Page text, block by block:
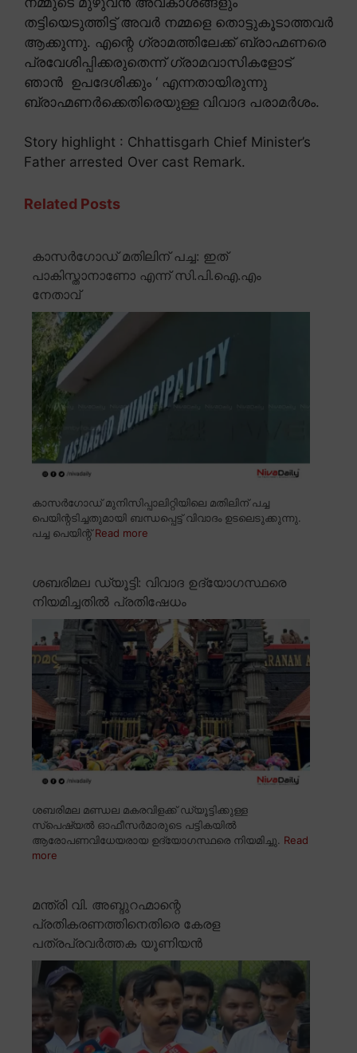
തട്ടിയെടുത്തിട്ട് അവർ നമ്മളെ തൊട്ടുകൂടാത്തവർ
ആക്കുന്നു. എന്റെ ഗ്രാമത്തിലേക്ക് ബ്രാഹ്മണരെ
പ്രവേശിപ്പിക്കരുതെന്ന് ഗ്രാമവാസികളോട്
ഞാൻ ഉപദേശിക്കും ‘ എന്നതായിരുന്നു
ബ്രാഹ്മണർക്കെതിരെയുള്ള വിവാദ പരാമർശം.
Story highlight : Chhattisgarh Chief Minister’s
Father arrested Over cast Remark.
Related Posts
കാസർഗോഡ് മതിലിന് പച്ച: ഇത്
പാകിസ്താനാണോ എന്ന് സി.പി.ഐ.എം
നേതാവ്
കാസർഗോഡ് മുനിസിപ്പാലിറ്റിയിലെ മതിലിന് പച്ച
പെയിന്റടിച്ചതുമായി ബന്ധപ്പെട്ട് വിവാദം ഉടലെടുക്കുന്നു.
പച്ച പെയിന്റ്Read more
ശബരിമല ഡ്യൂട്ടി: വിവാദ ഉദ്യോഗസ്ഥരെ
നിയമിച്ചതിൽ പ്രതിഷേധം
ശബരിമല മണ്ഡല മകരവിളക്ക് ഡ്യൂട്ടിക്കുള്ള
സ്പെഷ്യൽ ഓഫീസർമാരുടെ പട്ടികയിൽ
ആരോപണവിധേയരായ ഉദ്യോഗസ്ഥരെ നിയമിച്ചു. Read
more
മന്ത്രി വി. അബ്ദുറഹ്മാന്റെ
പ്രതികരണത്തിനെതിരെ കേരള
പത്രപ്രവർത്തക യൂണിയൻ